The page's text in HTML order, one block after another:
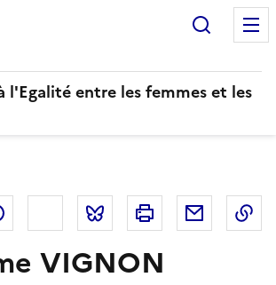
l'Egalité entre les femmes et les
Twitter Bluesky Imprimer Courriel
VIGNON